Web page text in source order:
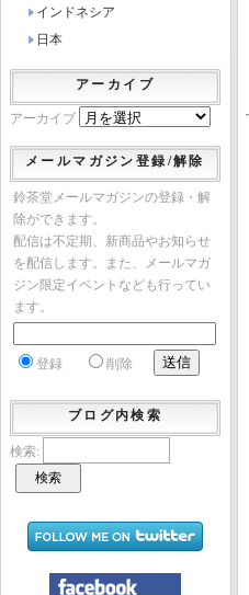
インドネシア
日本
アーカイブ
アーカイブ
メールマガジン登録/解除
鈴茶堂メールマガジンの登録・解
除ができます。
配信は不定期、新商品やお知らせ
を配信します。また、メールマガ
ジン限定イベントなども行ってい
ます。
登録 削除
ブログ内検索
検索: